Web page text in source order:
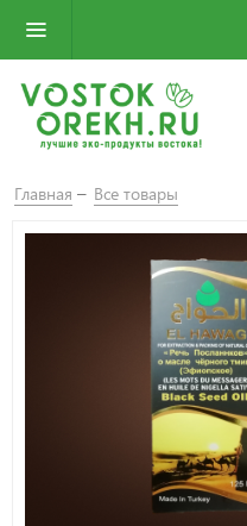
Главная Все товары